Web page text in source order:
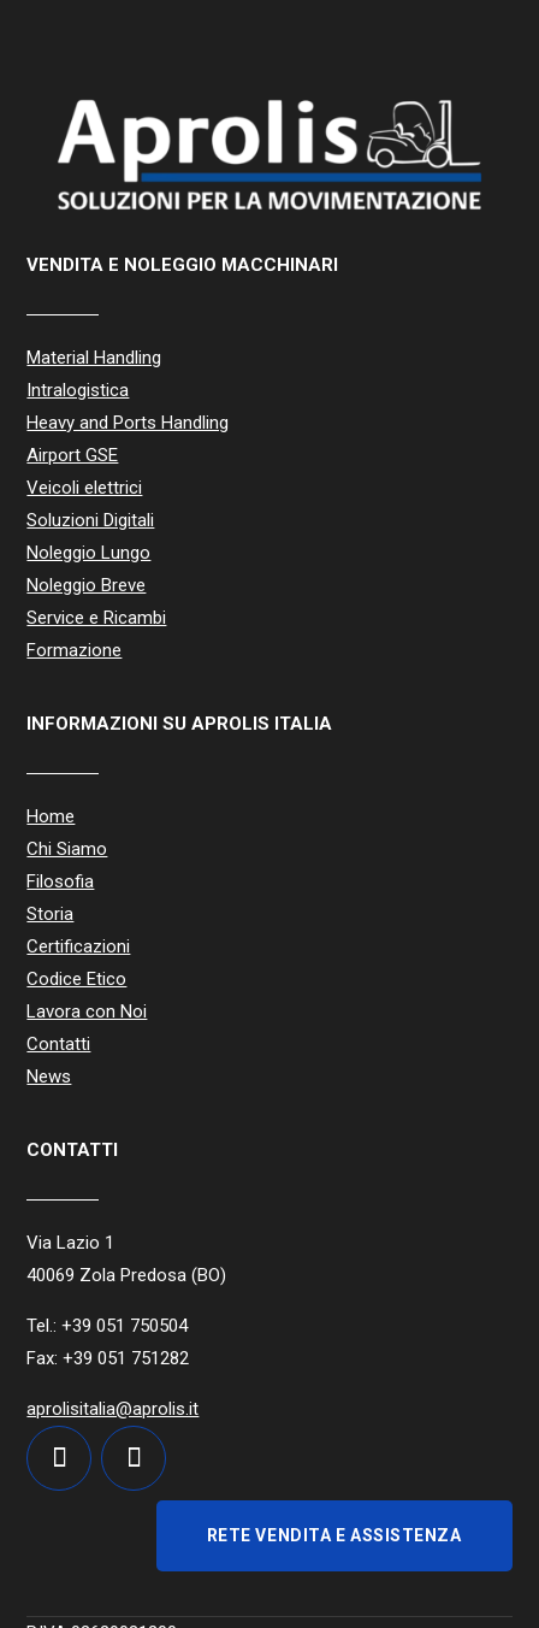
VENDITA E NOLEGGIO MACCHINARI
Material Handling
Intralogistica
Heavy and Ports Handling
Airport GSE
Veicoli elettrici
Soluzioni Digitali
Noleggio Lungo
Noleggio Breve
Service e Ricambi
Formazione
INFORMAZIONI SU APROLIS ITALIA
Home
Chi Siamo
Filosofia
Storia
Certificazioni
Codice Etico
Lavora con Noi
Contatti
News
CONTATTI
Via Lazio 1
40069 Zola Predosa (BO)
Tel.: +39 051 750504
Fax: +39 051 751282
aprolisitalia@aprolis.it
RETE VENDITA E ASSISTENZA